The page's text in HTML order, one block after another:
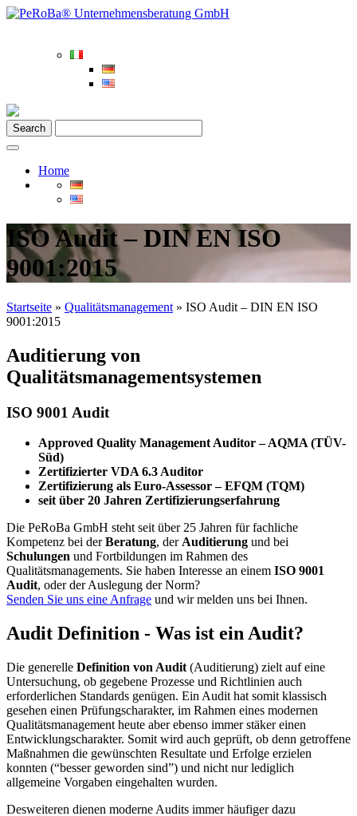
Home
ISO Audit – DIN EN ISO
9001:2015
Startseite » Qualitätsmanagement » ISO Audit – DIN EN ISO
9001:2015
Auditierung von
Qualitätsmanagementsystemen
ISO 9001 Audit
Approved Quality Management Auditor – AQMA (TÜV-
Süd)
Zertifizierter VDA 6.3 Auditor
Zertifizierung als Euro-Assessor – EFQM (TQM)
seit über 20 Jahren Zertifizierungserfahrung
Die PeRoBa GmbH steht seit über 25 Jahren für fachliche
Kompetenz bei derBeratung, derAuditierung und bei
Schulungen und Fortbildungen im Rahmen des
Qualitätsmanagements. Sie haben Interesse an einem ISO 9001
Audit, oder der Auslegung der Norm?
Senden Sie uns eine Anfrage und wir melden uns bei Ihnen.
Audit Definition - Was ist ein Audit?
Die generelle Definition von Audit (Auditierung) zielt auf eine
Untersuchung, ob gegebene Prozesse und Richtlinien auch
erforderlichen Standards genügen. Ein Audit hat somit klassisch
gesehen einen Prüfungscharakter, im Rahmen eines modernen
Qualitätsmanagement heute aber ebenso immer stäker einen
Entwicklungscharakter. Somit wird auch geprüft, ob denn getroffene
Maßnahmen die gewünschten Resultate und Erfolge erzielen
konnten (“besser geworden sind”) und nicht nur lediglich
allgemeine Vorgaben eingehalten wurden.
Desweiteren dienen moderne Audits immer häufiger dazu